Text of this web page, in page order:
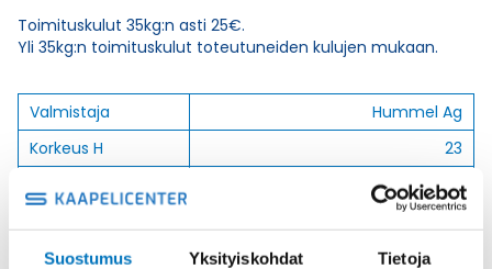
Suostumus Yksityiskohdat Tietoja
Toimituskulut 35kg:n asti 25€.
Yli 35kg:n toimituskulut toteutuneiden kulujen mukaan.
Valmistaja
Hummel Ag
Korkeus H
23
10
Etim 7
EC000441